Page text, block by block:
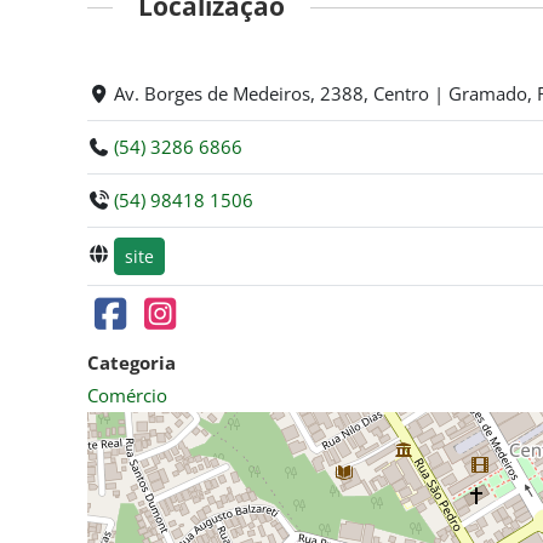
Av. Borges de Medeiros, 2388, Centro | Gramado,
(54) 3286 6866
(54) 98418 1506
site
Categoria
Comércio